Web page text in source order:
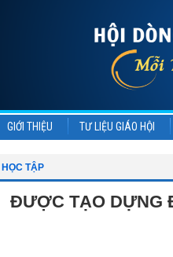
GIỚI THIỆU TƯ LIỆU GIÁO HỘI
HỌC TẬP
ĐƯỢC TẠO DỰNG